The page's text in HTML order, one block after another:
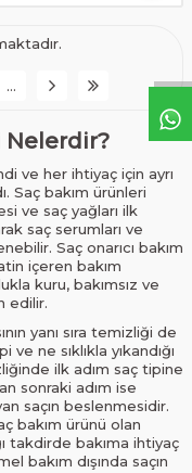
…
Nelerdir?
ve her ihtiyaç için ayrı
Saç bakım ürünleri
ve saç yağları ilk
saç serumları ve
Saç onarıcı bakım
içeren bakım
kuru, bakımsız ve
edilir.
yanı sıra temizliği de
ne sıklıkla yıkandığı
ilk adım saç tipine
sonraki adım ise
saçın beslenmesidir.
bakım ürünü olan
takdirde bakıma ihtiyaç
bakım dışında saçın